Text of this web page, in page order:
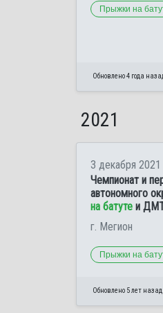
Прыжки на
Обновлено 4 года
2021
3 декабря 2021
Чемпионат и
автономного
на батуте и
г. Мегион
Прыжки на
Обновлено 5 лет назад